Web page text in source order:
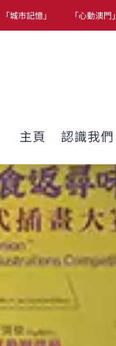
「城市記憶」 「心動澳門」
主頁 認識我們